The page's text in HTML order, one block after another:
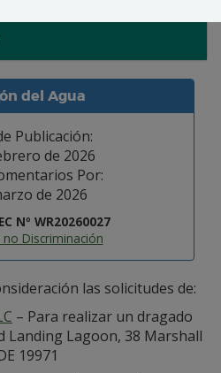
del Agua
Publicación:
de 2026
Por:
de 2026
Nº WR20260027
no Discriminación
las solicitudes de:
– Para realizar un dragado
Landing Lagoon, 38 Marshall
19971